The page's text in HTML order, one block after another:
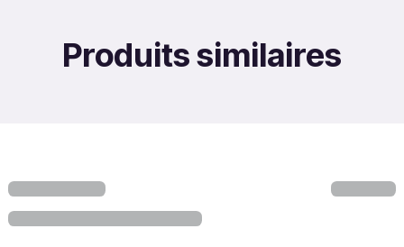
Produits similaires